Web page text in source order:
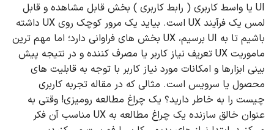
UI یا واسط کاربری ( رابط کاربری ) بخش قابل مشاهده و قابل
لمس یک فرآیند UX است. بیاید یک مرور کوچک روی UX داشته
باشیم تا به UI برسیم، UX بخش های فراوانی دارد؛ اما مهم ترین
ماموریت UX تعریف نیاز کاربر یا مصرف کننده و در نتیجه پیش
بینی ابزارها و امکانات مورد نیاز کاربر با توجه به قابلیت های
محصول یا سرویس است. مثالی که در مقاله تجربه کاربری
چیست را به خاطر دارید؟ یک چراغ مطالعه رومیزی! وقتی به
عنوان خالق سازنده یک چراغ مطالعه به UX مناسب آن فکر